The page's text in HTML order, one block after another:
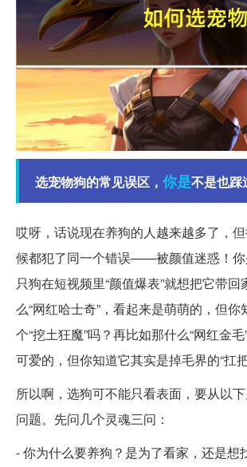
选宠物狗的常见误区， 你是不是也踩
哎呀，话说现在养狗的人越来越多了，
候都犯了同一个错误——被颜值迷惑！
只狗在短视频里“颜值爆表”就想把它带
么“网红哈士奇”，看起来是萌萌的，但你
个“挖土狂魔”吗？再比如那什么“网红金
可爱的，但你知道它其实是掉毛界的“扛
所以啊，选狗可不能只看表面，要从以
问题。先问几个灵魂三问：
- 你为什么要养狗？是为了看家，还是想